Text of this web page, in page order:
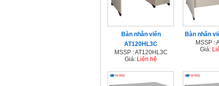
Bàn nhân viên
AT120HL3C
MSSP : AT120HL3C
Giá: Liên hệ
Bàn nhân
MSSP :
Giá: